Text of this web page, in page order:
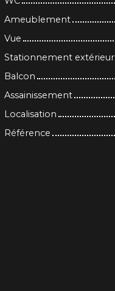
Ameublement
Vue
Stationnement extérieur
Balcon
Assainissement
Localisation
Référence